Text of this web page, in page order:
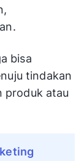
bisa
tindakan
produk atau